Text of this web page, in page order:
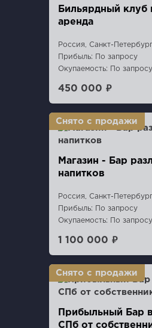
Бильярдный клуб
аренда
Россия, Санкт-
Прибыль: По запросу
Окупаемость: По запросу
450 000 ₽
Магазин - Бар
напитков
Россия, Санкт-
Прибыль: По запросу
Окупаемость: По запросу
1 100 000 ₽
Прибыльный Бар
СПб от